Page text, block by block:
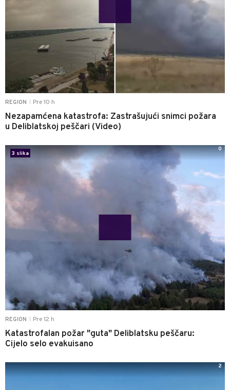
REGION Pre 10 h
Nezapamćena katastrofa: Zastrašujući snimci požara
u Deliblatskoj peščari (Video)
REGION Pre 12 h
Katastrofalan požar "guta" Deliblatsku peščaru:
Cijelo selo evakuisano
3 slika
0
2